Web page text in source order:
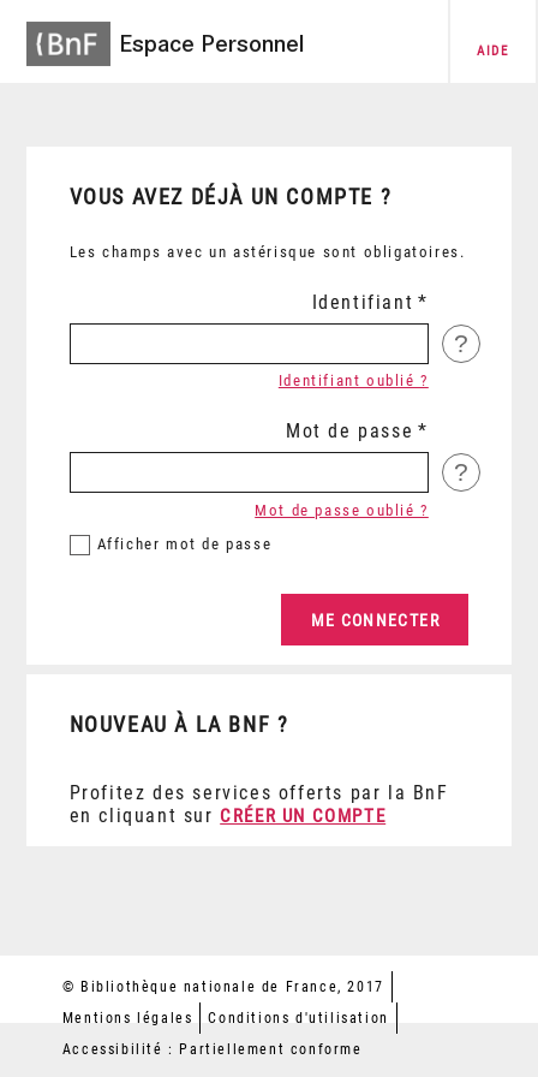
Espace Personnel AIDE
VOUS AVEZ DÉJÀ UN COMPTE ?
Les champs avec un astérisque sont obligatoires.
Identifiant
?
Identifiant oublié ?
Mot de passe
?
Afficher mot de passe
Mot de passe oublié ?
NOUVEAU À LA BNF ?
Profitez des services offerts par la BnF
en cliquant sur CRÉER UN COMPTE
© Bibliothèque nationale de France, 2017
Mentions légales
Conditions d'utilisation
Accessibilité : Partiellement conforme